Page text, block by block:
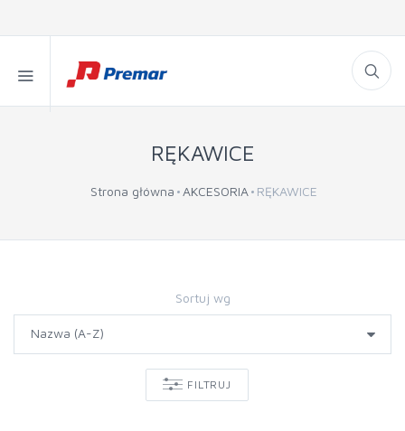
RĘKAWICE
Strona główna AKCESORIA RĘKAWICE
Sortuj wg
FILTRUJ